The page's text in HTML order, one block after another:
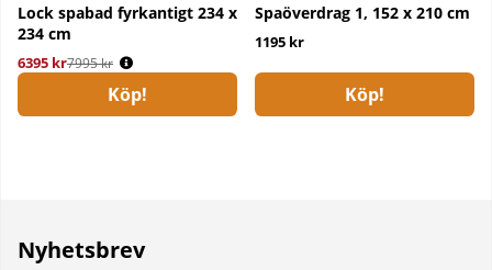
Lock spabad fyrkantigt 234 x
234 cm
6395 kr
Ordinarie pris:
7995 kr
Köp!
Spaöverdrag 1, 152 x 210 cm
1195 kr
Köp!
Nyhetsbrev